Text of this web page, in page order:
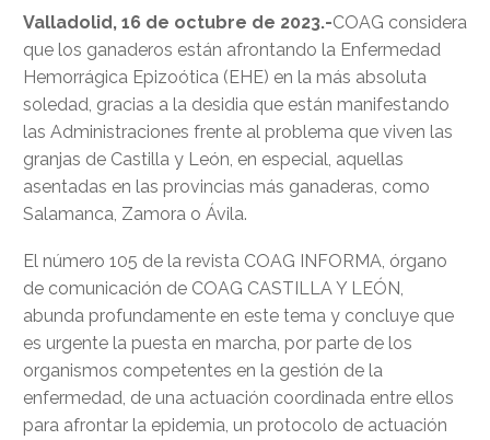
Valladolid, 16 de octubre de 2023.-COAG considera
que los ganaderos están afrontando la Enfermedad
Hemorrágica Epizoótica (EHE) en la más absoluta
soledad, gracias a la desidia que están manifestando
las Administraciones frente al problema que viven las
granjas de Castilla y León, en especial, aquellas
asentadas en las provincias más ganaderas, como
Salamanca, Zamora o Ávila.
El número 105 de la revista COAG INFORMA, órgano
de comunicación de COAG CASTILLA Y LEÓN,
abunda profundamente en este tema y concluye que
es urgente la puesta en marcha, por parte de los
organismos competentes en la gestión de la
enfermedad, de una actuación coordinada entre ellos
para afrontar la epidemia, un protocolo de actuación